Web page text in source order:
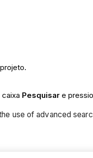
caixa Pesquisar e
use of advanced